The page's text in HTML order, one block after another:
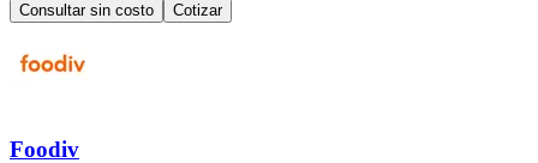
Consultar sin costo Cotizar
Foodiv